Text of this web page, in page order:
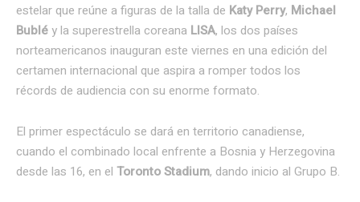
estelar que reúne a figuras de la talla de Katy Perry, Michael
Bubléy la superestrella coreana LISA, los dos países
norteamericanos inauguran este viernes en una edición del
certamen internacional que aspira a romper todos los
récords de audiencia con su enorme formato.
El primer espectáculo se dará en territorio canadiense,
cuando el combinado local enfrente a Bosnia y Herzegovina
desde las 16, en el Toronto Stadium, dando inicio al Grupo B.